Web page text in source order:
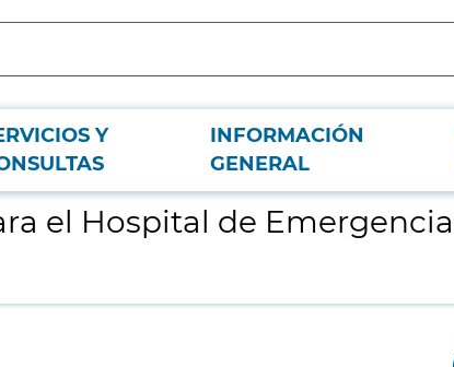
Y
INFORMACIÓN
GENERAL
el Hospital de